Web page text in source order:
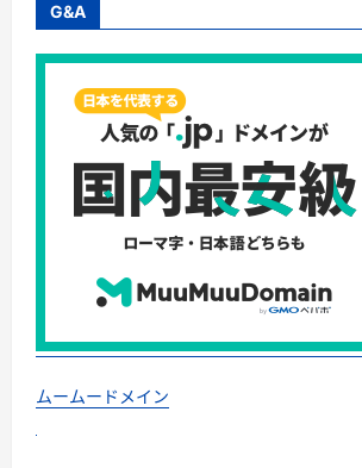
G&A
ムームードメイン